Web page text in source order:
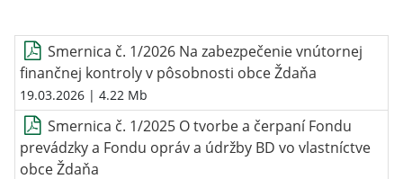
Smernica č. 1/2026 Na zabezpečenie vnútornej
finančnej kontroly v pôsobnosti obce Ždaňa
19.03.2026 | 4.22 Mb
Smernica č. 1/2025 O tvorbe a čerpaní Fondu
prevádzky a Fondu opráv a údržby BD vo vlastníctve
obce Ždaňa